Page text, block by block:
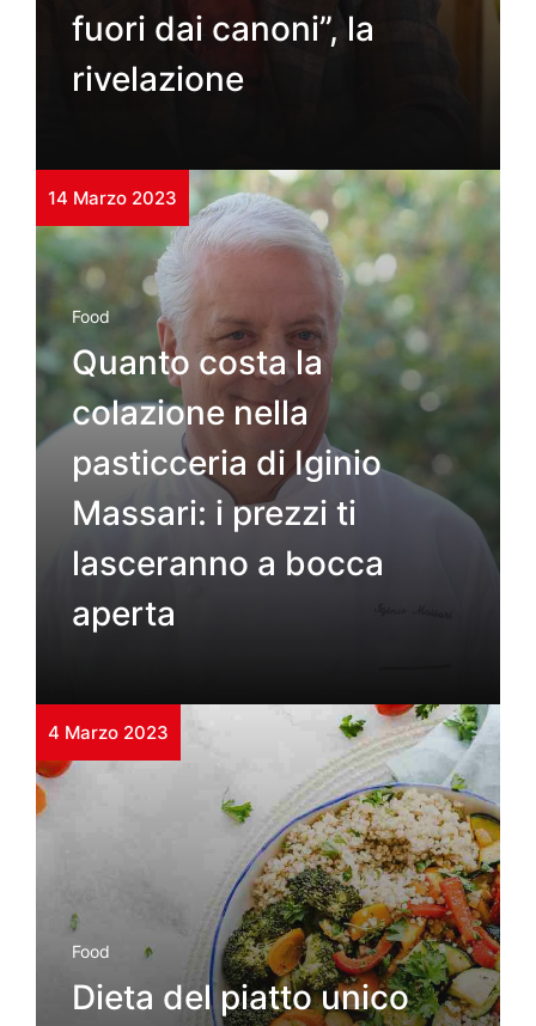
fuori dai canoni”, la
rivelazione
14 Marzo 2023
Food
Quanto costa la
colazione nella
pasticceria di Iginio
Massari: i prezzi ti
lasceranno a bocca
aperta
4 Marzo 2023
Food
Dieta del piatto unico